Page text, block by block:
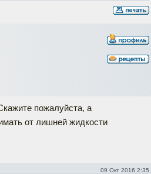
пожалуйста, а
от лишней жидкости
09 Окт 2016 2:35